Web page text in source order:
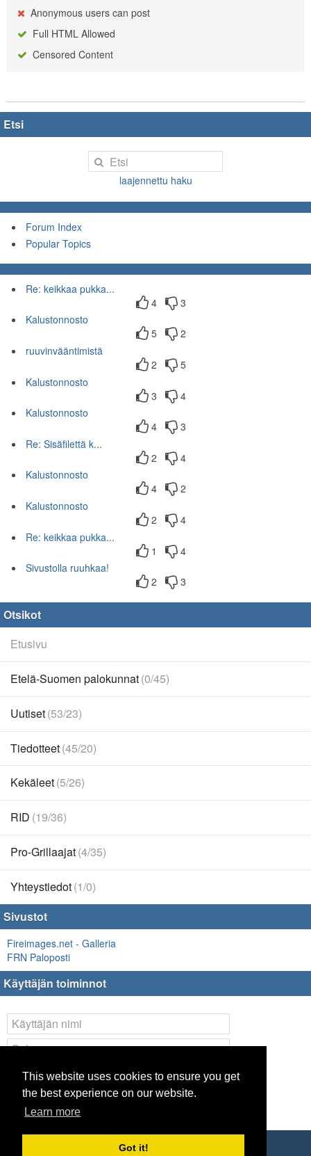
This website uses cookies to ensure you get
the best experience on our website.
Learn more
Got it!
Anonymous users can post
Full HTML Allowed
Censored Content
Etsi
laajennettu haku
Forum Index
Popular Topics
Re: keikkaa pukka...
4
3
Kalustonnosto
5
2
ruuvinvääntimistä
2
5
Kalustonnosto
3
4
Kalustonnosto
4
3
Re: Sisäfilettä k...
2
4
Kalustonnosto
4
2
Kalustonnosto
2
4
Re: keikkaa pukka...
1
4
Sivustolla ruuhkaa!
2
3
Otsikot
Etusivu
Etelä-Suomen palokunnat(0/45)
Uutiset(53/23)
Tiedotteet(45/20)
Kekäleet(5/26)
RID (19/36)
Pro-Grillaajat(4/35)
Yhteystiedot(1/0)
Sivustot
Fireimages.net - Galleria
FRN Paloposti
Käyttäjän toiminnot
Kirjaudu
Lost yourpassword?
Remote Login Options
Copyright © 1998-2016 Finnish Rescue Network ry